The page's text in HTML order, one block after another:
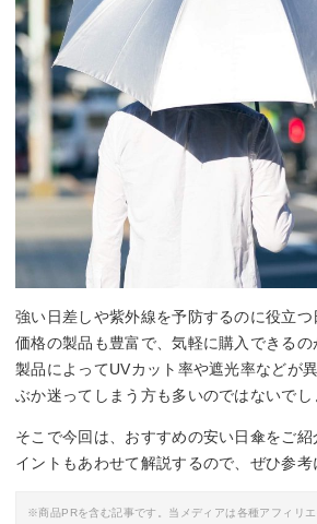
強い日差しや紫外線を予防するのに役立
価格の製品も豊富で、気軽に購入できるの
製品によってUVカット率や遮光率などが
ぶか迷ってしまう方も多いのではないでし
そこで今回は、おすすめの安い日傘をご
イントもあわせて解説するので、ぜひ参考
※商品PRを含む記事です。当メディアは各種アフィリ